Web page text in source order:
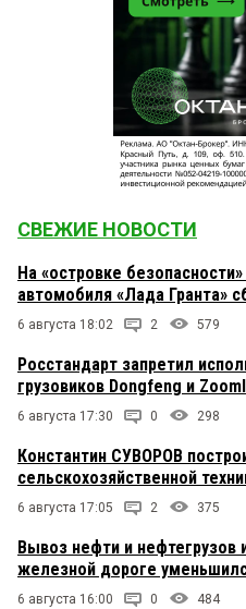
СВЕЖИЕ НОВОСТИ
На «островке
автомобиля «Лада Гранта»
6 августа 18:02 2 579
Росстандарт запретил
грузовиков Dongfeng и
6 августа 17:30 0 298
Константин СУВОРОВ
сельскохозяйственной
6 августа 17:05 2 375
Вывоз нефти и нефтегрузов
железной дороге
6 августа 16:00 0 484